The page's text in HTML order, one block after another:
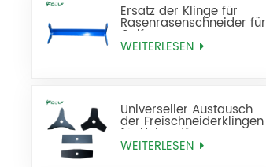
Ersatz der Klinge für
Rasenrasenschneider für
Golfrasen
WEITERLESEN
Universeller Austausch
der Freischneiderklingen
für Unkrautfresser
WEITERLESEN